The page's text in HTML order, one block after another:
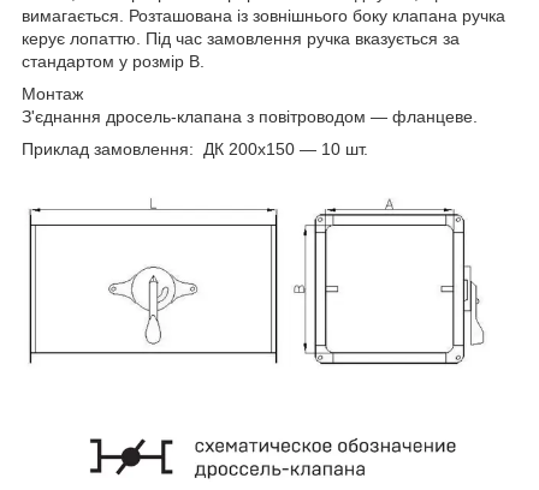
вимагається. Розташована із зовнішнього боку клапана ручка
керує лопаттю. Під час замовлення ручка вказується за
стандартом у розмір B.
Монтаж
З'єднання дросель-клапана з повітроводом — фланцеве.
Приклад замовлення: ДК 200x150 — 10 шт.